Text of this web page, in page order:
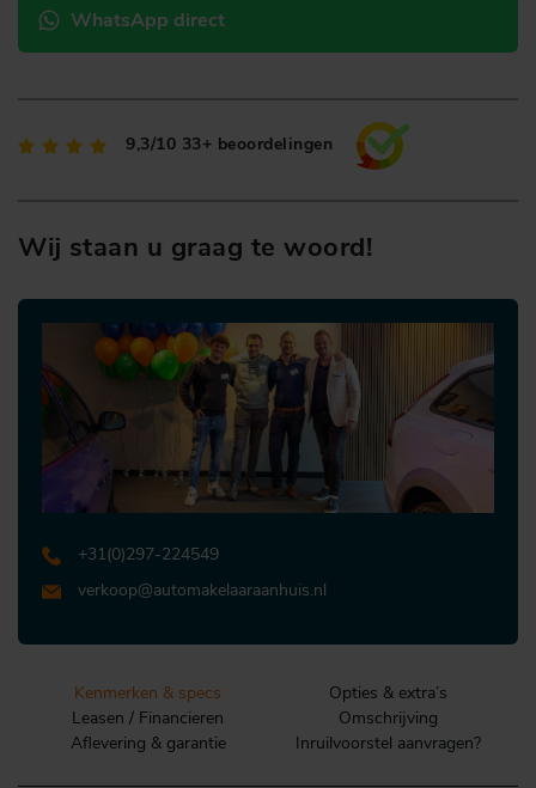
WhatsApp direct
9,3/10 33+ beoordelingen
Wij staan u graag te woord!
+31 (0)297-224549
verkoop@automakelaaraanhuis.nl
Kenmerken & specs
Opties & extra’s
Leasen / Financieren
Omschrijving
Aflevering & garantie
Inruilvoorstel aanvragen?